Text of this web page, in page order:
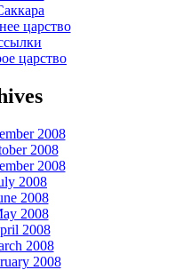
царство
царство
2008
2008
2008
2008
2008
2008
2008
2008
2008